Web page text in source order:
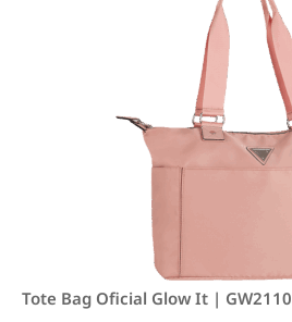
Tote Bag Oficial Glow It | GW2110